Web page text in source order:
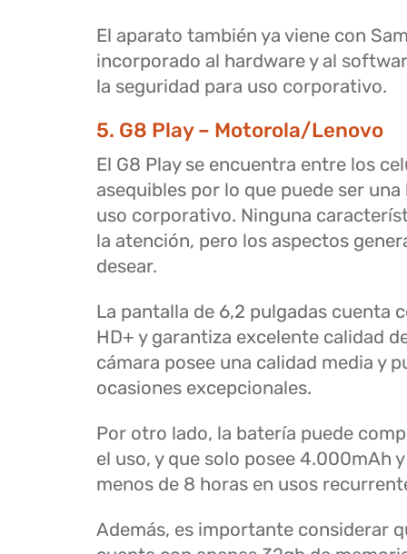
El aparato también ya viene con
incorporado al hardware y al
la seguridad para uso corporativo.
5. G8 Play – Motorola/Lenovo
El G8 Play se encuentra entre los
asequibles por lo que puede ser
uso corporativo. Ninguna
la atención, pero los aspectos
desear.
La pantalla de 6,2 pulgadas cuenta
HD+ y garantiza excelente calidad
cámara posee una calidad media y
ocasiones excepcionales.
Por otro lado, la batería puede
el uso, y que solo posee 4.000mAh
menos de 8 horas en usos
Además, es importante considerar